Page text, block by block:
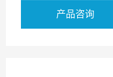
产品咨询